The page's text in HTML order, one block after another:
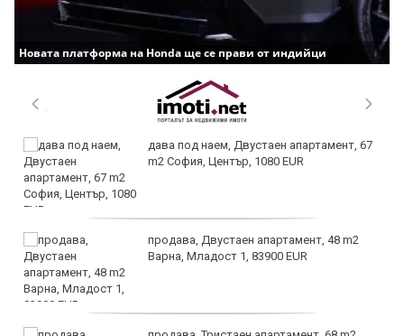
Новата платформа на Honda ще се прави от индийци
дава под наем, Двустаен апартамент, 67
m2 София, Център, 1080 EUR
продава, Двустаен апартамент, 48 m2
Варна, Младост 1, 83900 EUR